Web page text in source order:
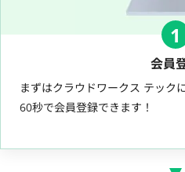
1
会員
まずはクラウドワークス テック
60秒で会員登録できます！